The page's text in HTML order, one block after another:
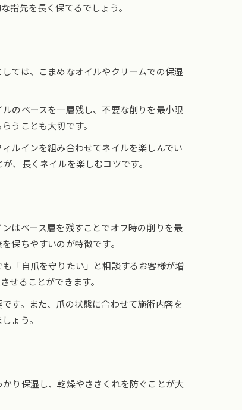
指先を長く保てるでしょう。
ては、こまめなオイルやクリームでの保湿
のベースを一層残し、不要な削りを最小限
うことも大切です。
ルインを組み合わせてネイルを楽しんでい
、長くネイルを楽しむコツです。
はベース層を残すことでオフ時の削りを最
保ちやすいのが特徴です。
「自爪を守りたい」と相談するお客様が増
せることができます。
す。また、爪の状態に合わせて施術内容を
ょう。
り保湿し、乾燥やささくれを防ぐことが大